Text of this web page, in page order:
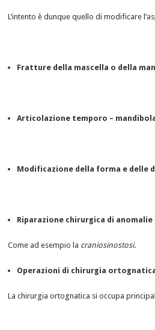
L’intento è dunque quello di modificare
Fratture della mascella o della
Articolazione temporo –
Modificazione della forma e delle
Riparazione chirurgica di
Come ad esempio la craniosinostosi.
Operazioni di chirurgia
La chirurgia ortognatica si occupa